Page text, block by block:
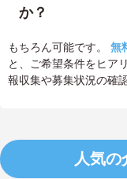
か？
もちろん可能です。 無
と、ご希望条件をヒア
報収集や募集状況の確
人気